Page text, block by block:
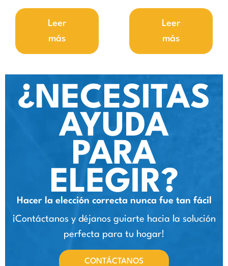
Leer
más
Leer
más
¿NECESITAS
AYUDA
PARA
ELEGIR?
Hacer la elección correcta nunca fue tan fácil
¡Contáctanos y déjanos guiarte hacia la solución
perfecta para tu hogar!
CONTÁCTANOS